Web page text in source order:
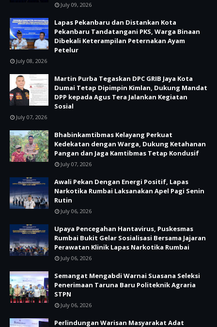
July 09, 2026
Lapas Pekanbaru dan Distankan Kota
Pekanbaru Tandatangani PKS, Warga Binaan
Dibekali Keterampilan Peternakan Ayam
Petelur
July 08, 2026
Martin Purba Tegaskan DPC GRIB Jaya Kota
Dumai Tetap Dipimpin Kimlan, Dukung Mandat
DPP kepada Agus Tera Jalankan Kegiatan
Sosial
July 07, 2026
Bhabinkamtibmas Kelayang Perkuat
Kedekatan dengan Warga, Dukung Ketahanan
Pangan dan Jaga Kamtibmas Tetap Kondusif
July 07, 2026
Awali Pekan Dengan Energi Positif, Lapas
Narkotika Rumbai Laksanakan Apel Pagi Senin
Rutin
July 06, 2026
Upaya Pencegahan Hantavirus, Puskesmas
Rumbai Bukit Gelar Sosialisasi Bersama Jajaran
Perawatan Klinik Lapas Narkotika Rumbai
July 06, 2026
Semangat Mengabdi Warnai Suasana Seleksi
Penerimaan Taruna Baru Politeknik Agraria
STPN
July 06, 2026
Perlindungan Warisan Masyarakat Adat